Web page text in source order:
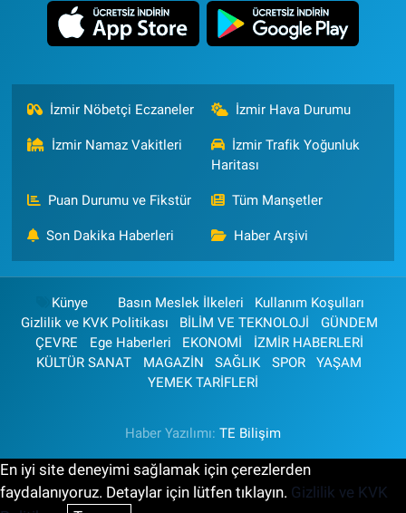
İzmir Nöbetçi Eczaneler İzmir Hava Durumu
İzmir Namaz Vakitleri
İzmir Trafik Yoğunluk
Haritası
Puan Durumu ve Fikstür Tüm Manşetler
Son Dakika Haberleri Haber Arşivi
Künye Basın Meslek İlkeleri
Kullanım Koşulları
Gizlilik ve KVK Politikası
BİLİM VE TEKNOLOJİ
GÜNDEM
ÇEVRE
Ege Haberleri EKONOMİ
İZMİR HABERLERİ
KÜLTÜR SANAT
MAGAZİN SAĞLIK SPOR
YAŞAM
YEMEK TARİFLERİ
Haber Yazılımı: TE Bilişim
En iyi site deneyimi sağlamak için çerezlerden
faydalanıyoruz. Detaylar için lütfen tıklayın. Gizlilik ve KVK